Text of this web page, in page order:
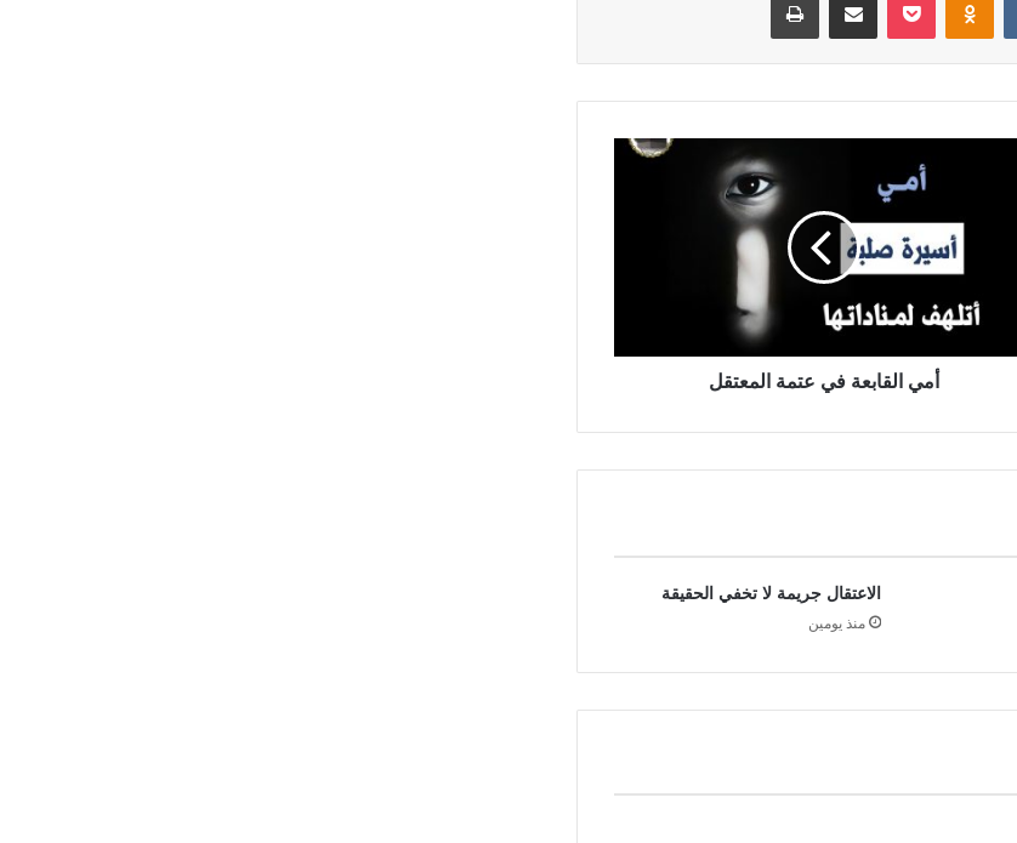
أمي القابعة في عتمة المعتقل
الاعتقال جريمة لا تخفي الحقيقة
منذ يومين